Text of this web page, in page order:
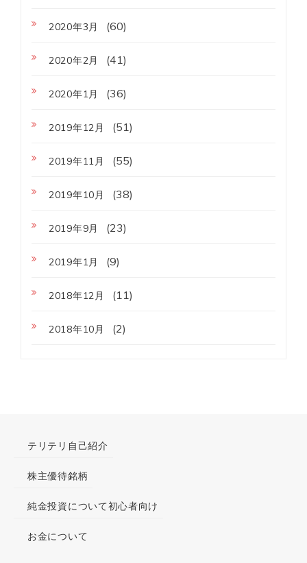
2020年3月 (60)
2020年2月 (41)
2020年1月 (36)
2019年12月 (51)
2019年11月 (55)
2019年10月 (38)
2019年9月 (23)
2019年1月 (9)
2018年12月 (11)
2018年10月 (2)
テリテリ自己紹介
株主優待銘柄
純金投資について初心者向け
お金について